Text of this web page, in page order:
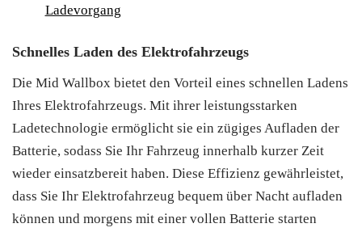
Ladevorgang
Schnelles Laden des Elektrofahrzeugs
Die Mid Wallbox bietet den Vorteil eines schnellen Ladens
Ihres Elektrofahrzeugs. Mit ihrer leistungsstarken
Ladetechnologie ermöglicht sie ein zügiges Aufladen der
Batterie, sodass Sie Ihr Fahrzeug innerhalb kurzer Zeit
wieder einsatzbereit haben. Diese Effizienz gewährleistet,
dass Sie Ihr Elektrofahrzeug bequem über Nacht aufladen
können und morgens mit einer vollen Batterie starten